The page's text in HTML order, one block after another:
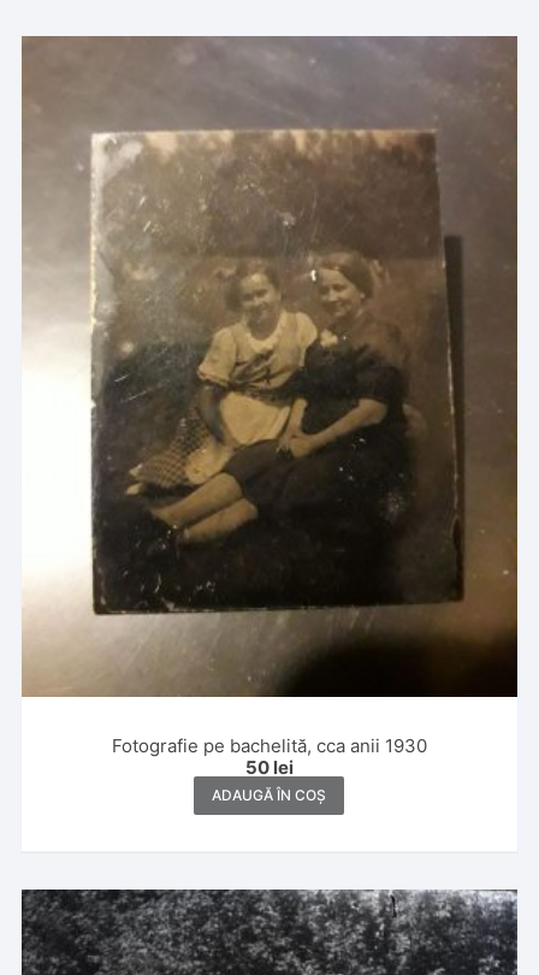
Fotografie pe bachelită, cca anii 1930
50 lei
ADAUGĂ ÎN COȘ